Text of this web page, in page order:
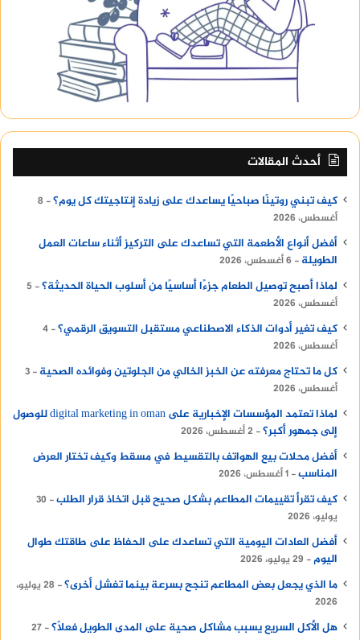
أحدث المقالات
كيف تبني روتينًا صباحيًا يساعدك على زيادة إنتاجيتك كل يوم؟
8
أغسطس، 2026
أفضل أنواع الأطعمة التي تساعدك على التركيز أثناء ساعات العمل
الطويلة
6 أغسطس، 2026
لماذا أصبح توصيل الطعام جزءًا أساسيًا من أسلوب الحياة الحديثة؟
5
أغسطس، 2026
كيف تغير أدوات الذكاء الاصطناعي مستقبل التسويق الرقمي؟ 4
أغسطس، 2026
كل ما تحتاج معرفته عن الخبز الخالي من الجلوتين وفوائده الصحية
3
أغسطس، 2026
لماذا تعتمد المؤسسات الإخبارية على digital marketing in oman للوصول
إلى جمهور أكبر؟ 2 أغسطس، 2026
أفضل محلات بيع الهواتف بالتقسيط في مسقط وكيف تختار العرض
المناسب 1 أغسطس، 2026
كيف تقرأ تقييمات المطاعم بشكل صحيح قبل اتخاذ قرار الطلب
30
يوليو، 2026
أفضل العادات اليومية التي تساعدك على الحفاظ على طاقتك طوال
اليوم
29 يوليو، 2026
ما الذي يجعل بعض المطاعم تنجح بسرعة بينما تفشل أخرى؟
28 يوليو،
2026
هل الأكل السريع يسبب مشاكل صحية على المدى الطويل فعلًا؟ 27